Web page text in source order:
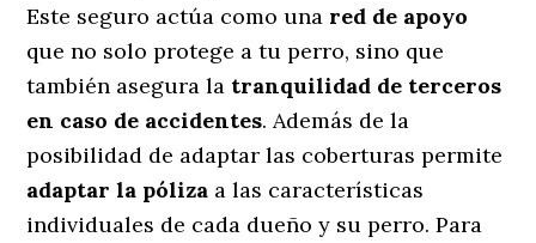
Este seguro actúa como una red de apoyo
que no solo protege a tu perro, sino que
también asegura la tranquilidad de terceros
en caso de accidentes. Además de la
posibilidad de adaptar las coberturas permite
adaptar la póliza a las características
individuales de cada dueño y su perro. Para